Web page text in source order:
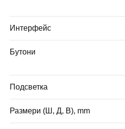
Интерфейс
Бутони
Подсветка
Размери (Ш, Д, В), mm